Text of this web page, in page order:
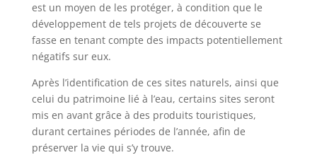
est un moyen de les protéger, à condition que le
développement de tels projets de découverte se
fasse en tenant compte des impacts potentiellement
négatifs sur eux.
Après l’identification de ces sites naturels, ainsi que
celui du patrimoine lié à l’eau, certains sites seront
mis en avant grâce à des produits touristiques,
durant certaines périodes de l’année, afin de
préserver la vie qui s’y trouve.